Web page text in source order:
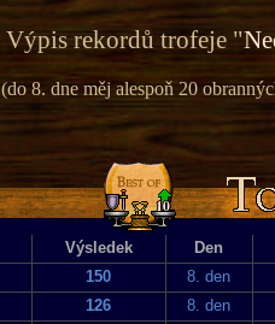
Výpis rekordů trofeje "
(do 8. dne měj alespoň 20
Výsledek
Den
150
8. den
126
8. den